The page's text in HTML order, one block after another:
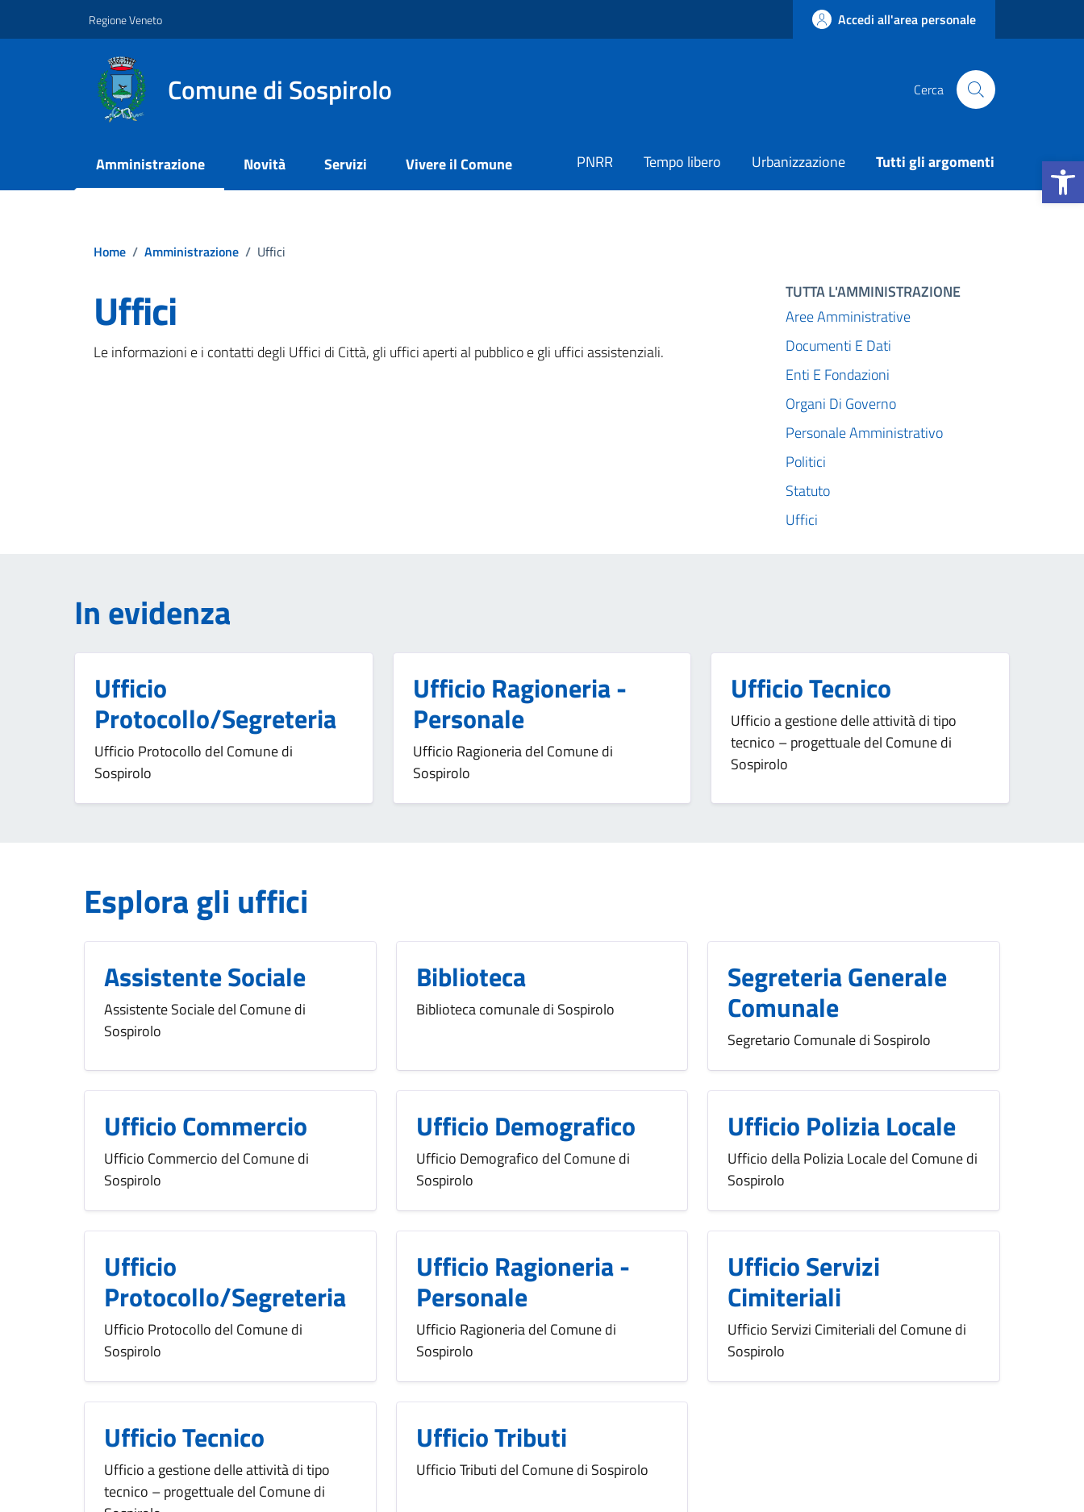
Apri la
Regione Veneto Accedi all'area personale
Comune di Sospirolo Cerca
Amministrazione Novità Servizi Vivere il Comune PNRR Tempo libero Urbanizzazione Tutti gli argomenti
Home / Amministrazione / Uffici
Uffici
Le informazioni e i contatti degli Uffici di Città, gli uffici aperti al pubblico e gli uffici assistenziali.
TUTTA L'AMMINISTRAZIONE
Aree Amministrative
Documenti E Dati
Enti E Fondazioni
Organi Di Governo
Personale Amministrativo
Politici
Statuto
Uffici
In evidenza
Ufficio
Protocollo/Segreteria
Ufficio Protocollo del Comune di
Sospirolo
Ufficio Ragioneria -
Personale
Ufficio Ragioneria del Comune di
Sospirolo
Ufficio Tecnico
Ufficio a gestione delle attività di tipo
tecnico – progettuale del Comune di
Sospirolo
Esplora gli uffici
Assistente Sociale
Assistente Sociale del Comune di
Sospirolo
Biblioteca
Biblioteca comunale di Sospirolo
Segreteria Generale
Comunale
Segretario Comunale di Sospirolo
Ufficio Commercio
Ufficio Commercio del Comune di
Sospirolo
Ufficio Demografico
Ufficio Demografico del Comune di
Sospirolo
Ufficio Polizia Locale
Ufficio della Polizia Locale del Comune di
Sospirolo
Ufficio
Protocollo/Segreteria
Ufficio Protocollo del Comune di
Sospirolo
Ufficio Ragioneria -
Personale
Ufficio Ragioneria del Comune di
Sospirolo
Ufficio Servizi
Cimiteriali
Ufficio Servizi Cimiteriali del Comune di
Sospirolo
Ufficio Tecnico
Ufficio a gestione delle attività di tipo
tecnico – progettuale del Comune di
Ufficio Tributi
Ufficio Tributi del Comune di Sospirolo